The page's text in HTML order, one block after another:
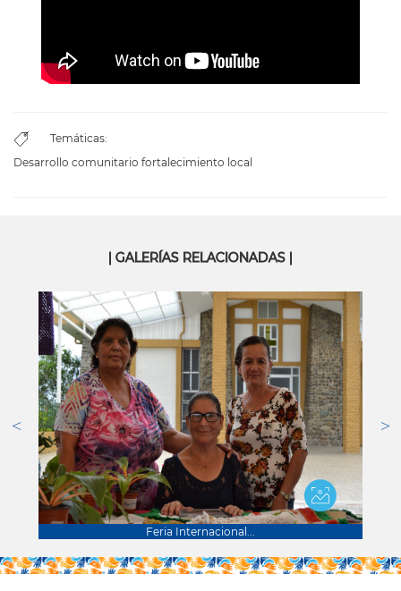
Temáticas:
Desarrollo comunitario fortalecimiento local
| GALERÍAS RELACIONADAS |
Feria Internacional...